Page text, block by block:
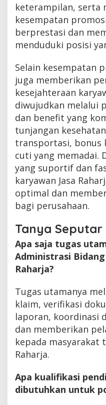
keterampilan, serta
kesempatan
berprestasi dan
menduduki posisi
Selain kesempatan
juga memberikan
kesejahteraan
diwujudkan melalui
dan benefit yang
tunjangan
transportasi, bonus
cuti yang memadai.
yang suportif dan
karyawan Jasa
optimal dan
bagi perusahaan.
Tanya Seputar
Apa saja tugas
Administrasi
Raharja?
Tugas utamanya
klaim, verifikasi
laporan, koordinasi
dan memberikan
kepada masyarakat
Raharja.
Apa kualifikasi
dibutuhkan untuk